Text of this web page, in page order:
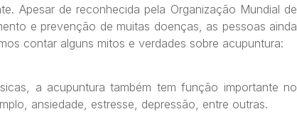
Apesar de reconhecida pela Organização Mundial de
e prevenção de muitas doenças, as pessoas ainda
contar alguns mitos e verdades sobre acupuntura:
a acupuntura também tem função importante no
ansiedade, estresse, depressão, entre outras.